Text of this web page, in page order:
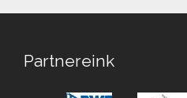
Partnereink